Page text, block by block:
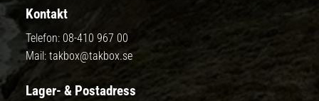
Kontakt
Telefon: 08-410 967 00
Mail: takbox@takbox.se
Lager- & Postadress